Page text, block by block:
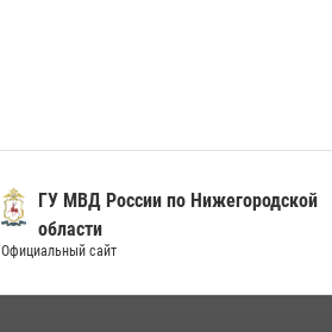
ГУ МВД России по Нижегородской
области
Официальный сайт